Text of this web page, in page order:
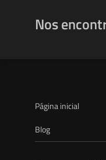
Nos
Página inicial
Blog